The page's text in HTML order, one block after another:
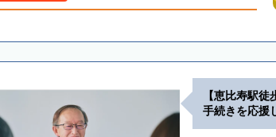
【恵比寿駅
手続きを応援